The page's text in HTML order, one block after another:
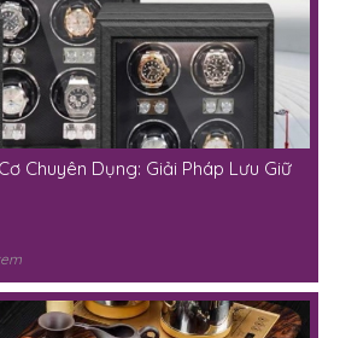
Chuyên Dụng: Giải Pháp Lưu Giữ